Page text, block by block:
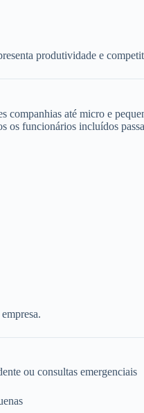
produtividade e
companhias até micro e
os funcionários incluídos
ou consultas emergenciais